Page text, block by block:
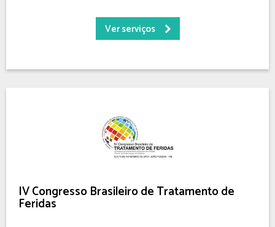
Ver serviços
IV Congresso Brasileiro de Tratamento de
Feridas